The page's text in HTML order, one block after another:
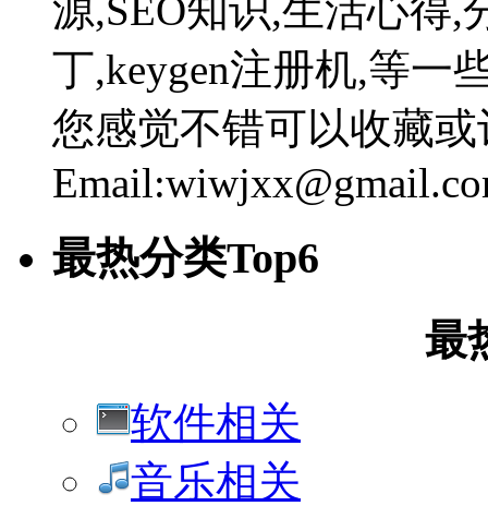
源,SEO知识,生活心得,
丁,keygen注册机,等一
您感觉不错可以收藏
最热分类Top6
最
软件相关
音乐相关